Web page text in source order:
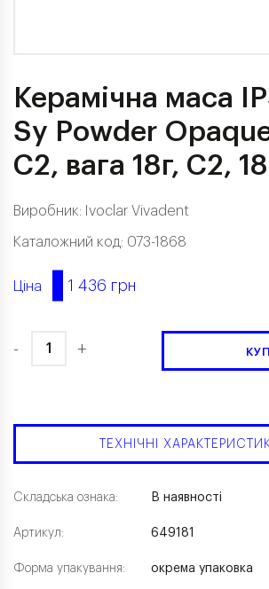
Керамічна маса
Sy Powder
C2, вага 18г, C2,
Виробник: Ivoclar Vivadent
Каталожний код: 073-1868
Ціна 1 436 грн
- +
ТЕХНІЧНІ
Складська ознака:
Артикул:
Форма упакування:
В наявності
649181
окрема упаковка